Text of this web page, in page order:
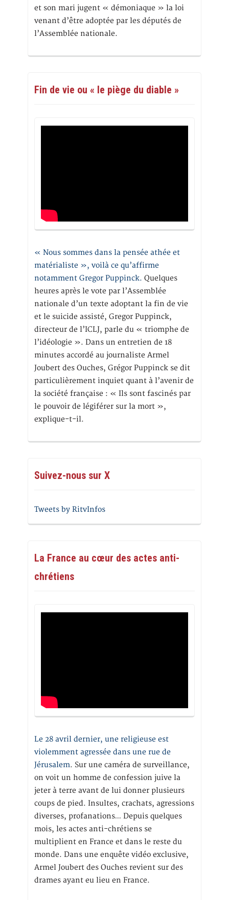
et son mari jugent « démoniaque » la loi
venant d’être adoptée par les députés de
l’Assemblée nationale.
Fin de vie ou « le piège du diable »
« Nous sommes dans la pensée athée et
matérialiste », voilà ce qu’affirme
notamment Gregor Puppinck. Quelques
heures après le vote par l’Assemblée
nationale d’un texte adoptant la fin de vie
et le suicide assisté, Gregor Puppinck,
directeur de l’ICLJ, parle du « triomphe de
l’idéologie ». Dans un entretien de 18
minutes accordé au journaliste Armel
Joubert des Ouches, Grégor Puppinck se dit
particulièrement inquiet quant à l’avenir de
la société française : « Ils sont fascinés par
le pouvoir de légiférer sur la mort »,
explique-t-il.
Suivez-nous sur X
Tweets by RitvInfos
La France au cœur des actes anti-
chrétiens
Le 28 avril dernier, une religieuse est
violemment agressée dans une rue de
Jérusalem. Sur une caméra de surveillance,
on voit un homme de confession juive la
jeter à terre avant de lui donner plusieurs
coups de pied. Insultes, crachats, agressions
diverses, profanations… Depuis quelques
mois, les actes anti-chrétiens se
multiplient en France et dans le reste du
monde. Dans une enquête vidéo exclusive,
Armel Joubert des Ouches revient sur des
drames ayant eu lieu en France.